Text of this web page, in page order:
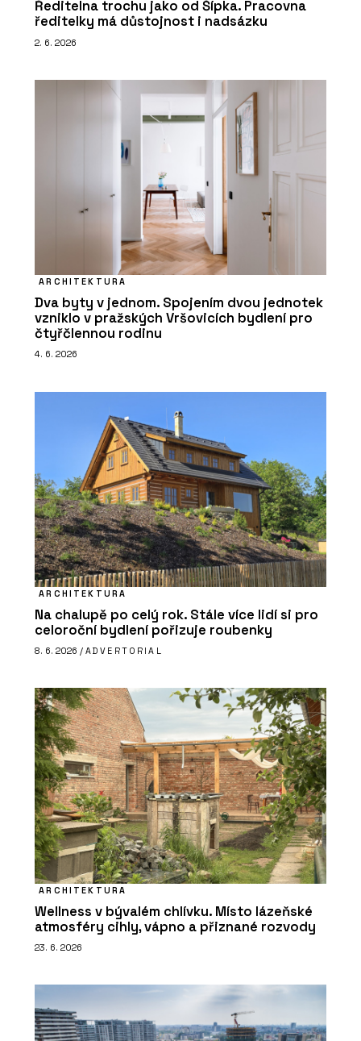
Ředitelna trochu jako od Šípka. Pracovna
ředitelky má důstojnost i nadsázku
2. 6. 2026
ARCHITEKTURA
Dva byty v jednom. Spojením dvou jednotek
vzniklo v pražských Vršovicích bydlení pro
čtyřčlennou rodinu
4. 6. 2026
ARCHITEKTURA
Na chalupě po celý rok. Stále více lidí si pro
celoroční bydlení pořizuje roubenky
8. 6. 2026 / ADVERTORIAL
ARCHITEKTURA
Wellness v bývalém chlívku. Místo lázeňské
atmosféry cihly, vápno a přiznané rozvody
23. 6. 2026